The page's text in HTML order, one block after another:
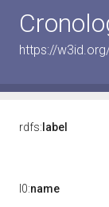
https://
rdfs: label
l0:name